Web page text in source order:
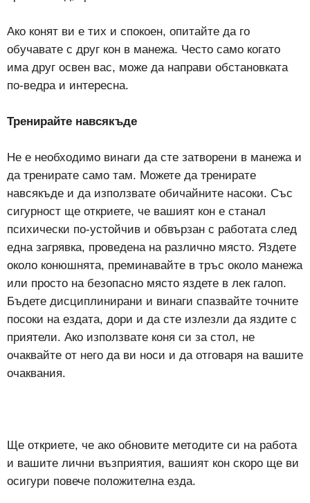
Ако конят ви е тих и спокоен, опитайте да го
обучавате с друг кон в манежа. Често само когато
има друг освен вас, може да направи обстановката
по-ведра и интересна.
Тренирайте навсякъде
Не е необходимо винаги да сте затворени в манежа и
да тренирате само там. Можете да тренирате
навсякъде и да използвате обичайните насоки. Със
сигурност ще откриете, че вашият кон е станал
психически по-устойчив и обвързан с работата след
една загрявка, проведена на различно място. Яздете
около конюшнята, преминавайте в тръс около манежа
или просто на безопасно място яздете в лек галоп.
Бъдете дисциплинирани и винаги спазвайте точните
посоки на ездата, дори и да сте излезли да яздите с
приятели. Ако използвате коня си за стол, не
очаквайте от него да ви носи и да отговаря на вашите
очаквания.
Ще откриете, че ако обновите методите си на работа
и вашите лични възприятия, вашият кон скоро ще ви
осигури повече положителна езда.